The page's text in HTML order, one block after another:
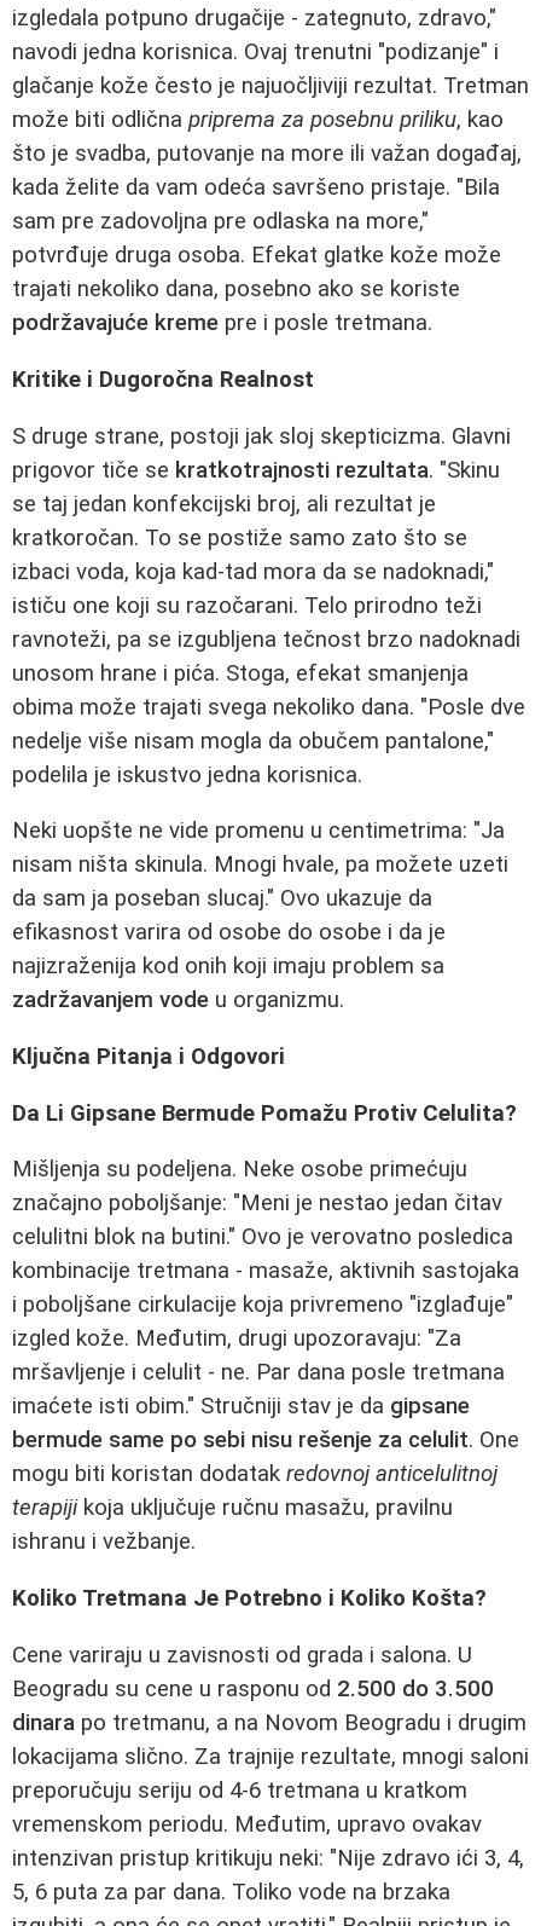
izgledala potpuno drugačije - zategnuto, zdravo,"
navodi jedna korisnica. Ovaj trenutni "podizanje" i
glačanje kože često je najuočljiviji rezultat. Tretman
može biti odlična priprema za posebnu priliku, kao
što je svadba, putovanje na more ili važan događaj,
kada želite da vam odeća savršeno pristaje. "Bila
sam pre zadovoljna pre odlaska na more,"
potvrđuje druga osoba. Efekat glatke kože može
trajati nekoliko dana, posebno ako se koriste
podržavajuće kreme pre i posle tretmana.
Kritike i Dugoročna Realnost
S druge strane, postoji jak sloj skepticizma. Glavni
prigovor tiče se kratkotrajnosti rezultata. "Skinu
se taj jedan konfekcijski broj, ali rezultat je
kratkoročan. To se postiže samo zato što se
izbaci voda, koja kad-tad mora da se nadoknadi,"
ističu one koji su razočarani. Telo prirodno teži
ravnoteži, pa se izgubljena tečnost brzo nadoknadi
unosom hrane i pića. Stoga, efekat smanjenja
obima može trajati svega nekoliko dana. "Posle dve
nedelje više nisam mogla da obučem pantalone,"
podelila je iskustvo jedna korisnica.
Neki uopšte ne vide promenu u centimetrima: "Ja
nisam ništa skinula. Mnogi hvale, pa možete uzeti
da sam ja poseban slucaj." Ovo ukazuje da
efikasnost varira od osobe do osobe i da je
najizraženija kod onih koji imaju problem sa
zadržavanjem vode u organizmu.
Ključna Pitanja i Odgovori
Da Li Gipsane Bermude Pomažu Protiv Celulita?
Mišljenja su podeljena. Neke osobe primećuju
značajno poboljšanje: "Meni je nestao jedan čitav
celulitni blok na butini." Ovo je verovatno posledica
kombinacije tretmana - masaže, aktivnih sastojaka
i poboljšane cirkulacije koja privremeno "izglađuje"
izgled kože. Međutim, drugi upozoravaju: "Za
mršavljenje i celulit - ne. Par dana posle tretmana
imaćete isti obim." Stručniji stav je da gipsane
bermude same po sebi nisu rešenje za celulit. One
mogu biti koristan dodatak redovnoj anticelulitnoj
terapijikoja uključuje ručnu masažu, pravilnu
ishranu i vežbanje.
Koliko Tretmana Je Potrebno i Koliko Košta?
Cene variraju u zavisnosti od grada i salona. U
Beogradu su cene u rasponu od 2.500 do 3.500
dinara po tretmanu, a na Novom Beogradu i drugim
lokacijama slično. Za trajnije rezultate, mnogi saloni
preporučuju seriju od 4-6 tretmana u kratkom
vremenskom periodu. Međutim, upravo ovakav
intenzivan pristup kritikuju neki: "Nije zdravo ići 3, 4,
5, 6 puta za par dana. Toliko vode na brzaka